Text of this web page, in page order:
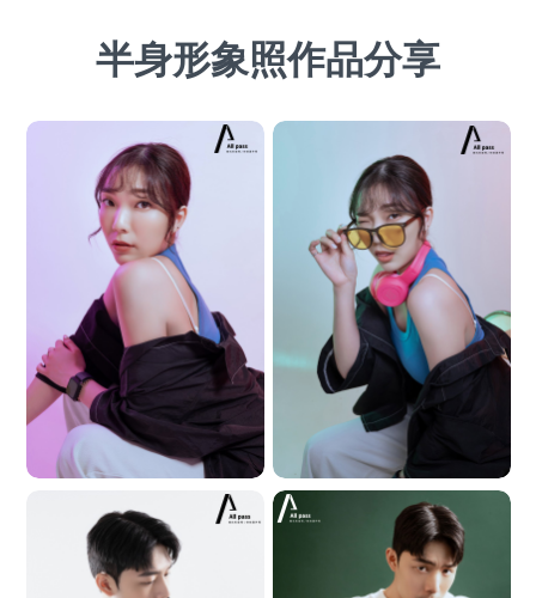
[新竹中正店]新竹市經國路二段
100號6樓
一段728號2樓
[台南東區店]台南市東區崇學路20
號B1
[高雄三民店]高雄市三民區博愛一
路30號七樓
Copyright © 2026 ALL PASS
PHOTOGRAPHY STUDIO All
Rights Reserved.
半身形象照作品分享